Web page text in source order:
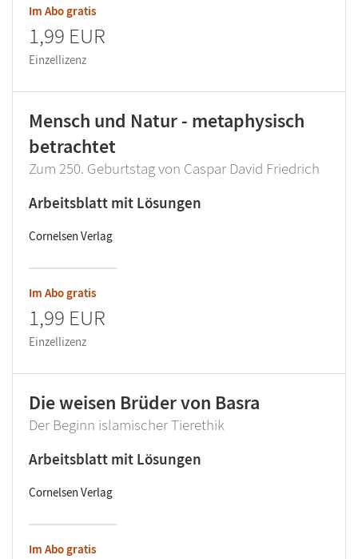
Im Abo gratis
1,99 EUR
Einzellizenz
Mensch und Natur - metaphysisch
betrachtet
Zum 250. Geburtstag von Caspar David Friedrich
Arbeitsblatt mit Lösungen
Cornelsen Verlag
Im Abo gratis
1,99 EUR
Einzellizenz
Die weisen Brüder von Basra
Der Beginn islamischer Tierethik
Arbeitsblatt mit Lösungen
Cornelsen Verlag
Im Abo gratis